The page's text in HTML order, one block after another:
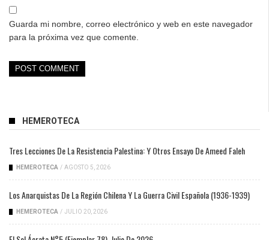
Guarda mi nombre, correo electrónico y web en este navegador
para la próxima vez que comente.
HEMEROTECA
Tres Lecciones De La Resistencia Palestina: Y Otros Ensayo De Ameed Faleh
HEMEROTECA / AGOSTO 5, 2026
Los Anarquistas De La Región Chilena Y La Guerra Civil Española (1936-1939)
HEMEROTECA / JULIO 20, 2026